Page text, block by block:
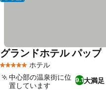
5 ホテルのランク
ホテル
グランドホテル パップ
9.1大満足
中心部の温泉街に位
置しています